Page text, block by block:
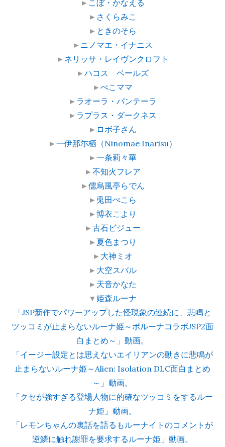
► こぼ・かなえる
► さくらみこ
► ときのそら
► ニノマエ・イナニス
► ネリッサ・レイヴンクロフト
►ハコス ベールズ
►ぺこママ
► ラオーラ・パンテーラ
► ラプラス・ダークネス
► ロボ子さん
►一伊那尓栖（Ninomae Inarisu）
►一条莉々華
►不知火フレア
►儒烏風亭らでん
► 兎田ぺこら
►博衣こより
►古石ビジュー
► 夏色まつり
► 大神ミオ
► 大空スバル
► 天音かなた
▼姫森ルーナ
「JSP新作でパワーアップした怪現象の連続に、悲鳴と
ツッコミが止まらないルーナ姫～ポルーナコラボJSP2面
白まとめ～」動画。
「イージー設定とは思えないエイリアンの動きに悲鳴が
止まらないルーナ姫～Alien: Isolation DLC面白まとめ
～」動画。
「クセが強すぎる登場人物に的確なツッコミをするルー
ナ姫」動画。
「レモンちゃんの裏話を語るもルーナイトのコメントが
逆鱗に触れ謝罪を要求するルーナ姫」動画。